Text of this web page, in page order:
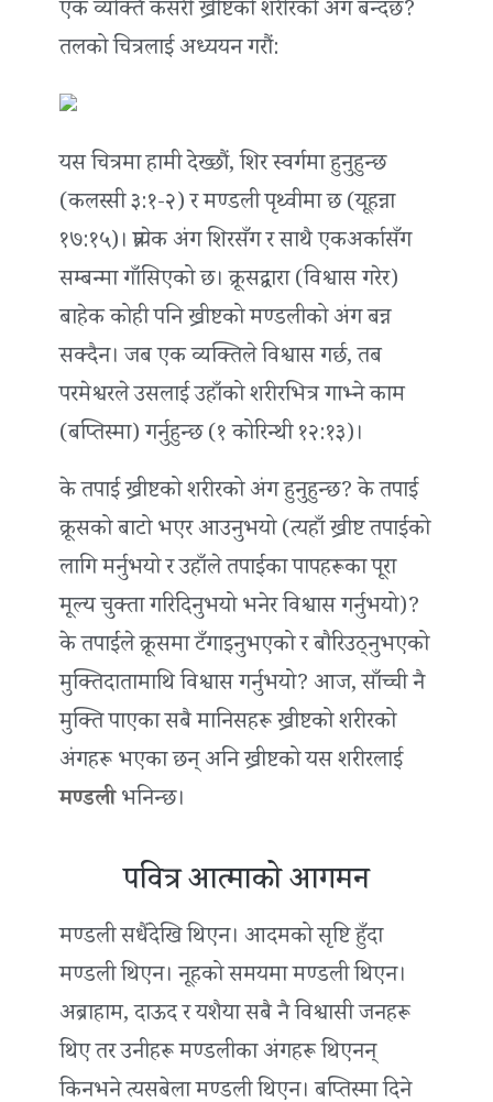
एक व्यक्ति कसरी ख्रीष्टको शरीरको अंग बन्दछ?
तलको चित्रलाई अध्ययन गरौं:
यस चित्रमा हामी देख्छौं, शिर स्वर्गमा हुनुहुन्छ
(कलस्सी ३:१-२) र मण्डली पृथ्वीमा छ (यूहन्ना
१७:१५)। प्रत्येक अंग शिरसँग र साथै एकअर्कासँग
सम्बन्मा गाँसिएको छ। क्रूसद्वारा (विश्वास गरेर)
बाहेक कोही पनि ख्रीष्टको मण्डलीको अंग बन्न
सक्दैन। जब एक व्यक्तिले विश्वास गर्छ, तब
परमेश्वरले उसलाई उहाँको शरीरभित्र गाभ्ने काम
(बप्‍तिस्मा) गर्नुहुन्छ (१ कोरिन्थी १२:१३)।
के तपाईं ख्रीष्टको शरीरको अंग हुनुहुन्छ? के तपाईं
क्रूसको बाटो भएर आउनुभयो (त्यहाँ ख्रीष्ट तपाईंको
लागि मर्नुभयो र उहाँले तपाईंका पापहरूका पूरा
मूल्य चुक्ता गरिदिनुभयो भनेर विश्वास गर्नुभयो)?
के तपाईंले क्रूसमा टँगाइनुभएको र बौरिउठ्नुभएको
मुक्तिदातामाथि विश्वास गर्नुभयो? आज, साँच्ची नै
मुक्ति पाएका सबै मानिसहरू ख्रीष्टको शरीरको
अंगहरू भएका छन् अनि ख्रीष्टको यस शरीरलाई
मण्डलीभनिन्छ।
पवित्र आत्माको आगमन
मण्डली सधैंदेखि थिएन। आदमको सृष्टि हुँदा
मण्डली थिएन। नूहको समयमा मण्डली थिएन।
अब्राहाम, दाऊद र यशैया सबै नै विश्वासी जनहरू
थिए तर उनीहरू मण्डलीका अंगहरू थिएनन्
किनभने त्यसबेला मण्डली थिएन। बप्‍तिस्मा दिने